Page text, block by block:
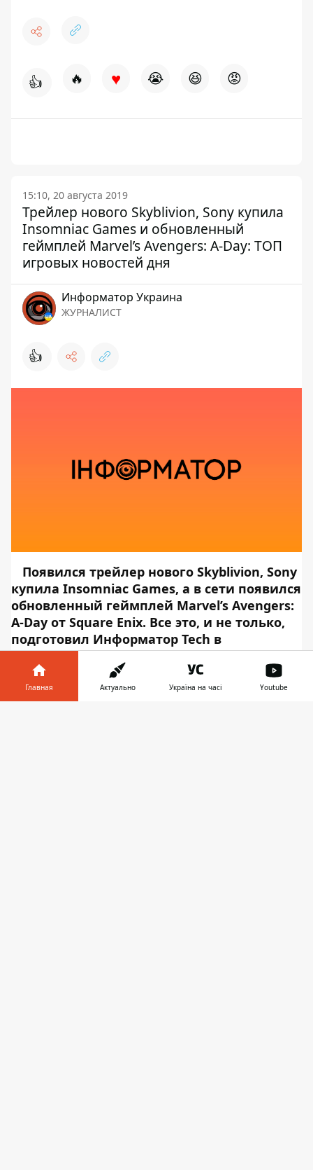
👍 🔥 ♥ 😭 😆 😡
15:10, 20 августа 2019
Трейлер нового Skyblivion, Sony купила
Insomniac Games и обновленный
геймплей Marvel’s Avengers: A-Day: ТОП
игровых новостей дня
Информатор Украина
ЖУРНАЛИСТ
👍
Появился трейлер нового Skyblivion, Sony
купила Insomniac Games, а в сети появился
обновленный геймплей Marvel’s Avengers:
A-Day от Square Enix. Все это, и не только,
подготовил Информатор Tech в
постоянной рубрике ТОП игровых новостей
дня.
Появился трейлер новогоSkyblivion
Главная Актуально Україна на часі Youtube